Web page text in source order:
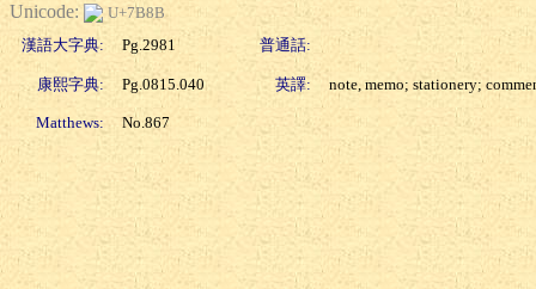
Unicode:
U+7B8B
漢語大字典:
Pg.2981 普通話:
康熙字典: Pg.0815.040 英譯: note, memo; stationery;
Matthews: No.867